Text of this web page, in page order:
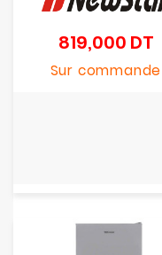
819,000 DT
Sur commande